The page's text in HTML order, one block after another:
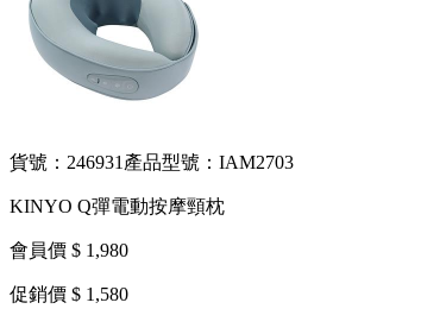
貨號：246931 產品型號：IAM2703
KINYO Q彈電動按摩頸枕
會員價 $ 1,980
促銷價 $ 1,580